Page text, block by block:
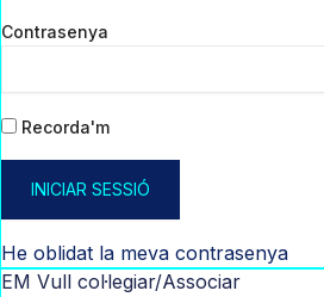
Contrasenya
Recorda'm
INICIAR SESSIÓ
He oblidat la meva contrasenya
EM Vull col·legiar/Associar